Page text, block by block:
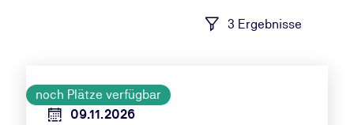
3 Ergebnisse
noch Plätze verfügbar
09.11.2026